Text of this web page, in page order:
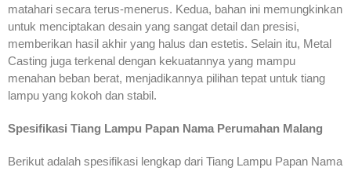
matahari secara terus-menerus. Kedua, bahan ini memungkinkan
untuk menciptakan desain yang sangat detail dan presisi,
memberikan hasil akhir yang halus dan estetis. Selain itu, Metal
Casting juga terkenal dengan kekuatannya yang mampu
menahan beban berat, menjadikannya pilihan tepat untuk tiang
lampu yang kokoh dan stabil.
Spesifikasi Tiang Lampu Papan Nama Perumahan Malang
Berikut adalah spesifikasi lengkap dari Tiang Lampu Papan Nama